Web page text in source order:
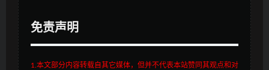
免责声明
1.本文部分内容转载自其它媒体，但并不代表本站赞同其观点和对